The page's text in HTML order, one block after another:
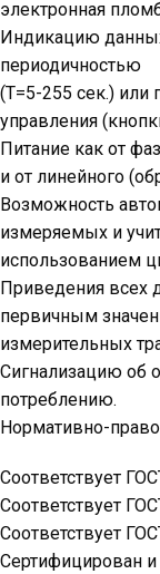
электронная
Индикацию
периодичностью
(Т=5-255 сек.)
управления
Питание как от
и от линейного
Возможность
измеряемых и
использованием
Приведения всех
первичным
измерительных
Сигнализацию об
потреблению.
Нормативно-
Соответствует
Соответствует
Соответствует
Сертифицирован